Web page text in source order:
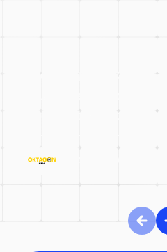
OKTAGON MMA
profitiert von